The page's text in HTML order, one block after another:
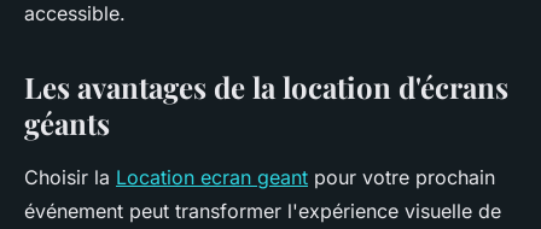
accessible.
Les avantages de la location d'écrans
géants
Choisir la Location ecran geant pour votre prochain
événement peut transformer l'expérience visuelle de